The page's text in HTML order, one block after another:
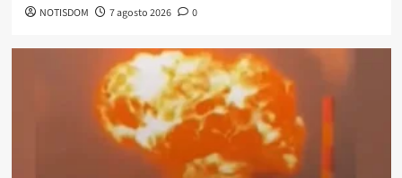
NOTISDOM 7 agosto 2026 0